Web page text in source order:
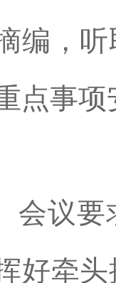
编，
点事项
会议要
好牵